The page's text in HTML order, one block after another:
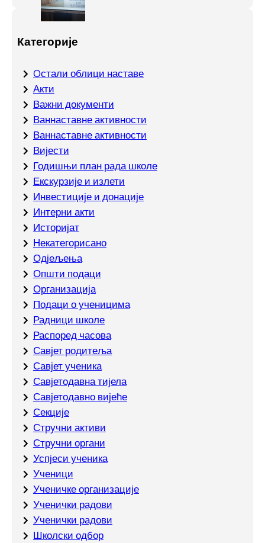
Категорије
Oстали облици наставе
Акти
Важни документи
Ваннаставне активности
Ваннаставне активности
Вијести
Годишњи план рада школе
Екскурзије и излети
Инвестиције и донације
Интерни акти
Историјат
Некатегорисано
Одјељења
Општи подаци
Организација
Подаци о ученицима
Радници школе
Распоред часова
Савјет родитеља
Савјет ученика
Савјетодавна тијела
Савјетодавно вијеће
Секције
Стручни активи
Стручни органи
Успјеси ученика
Ученици
Ученичке организације
Ученички радови
Ученички радови
Школски одбор